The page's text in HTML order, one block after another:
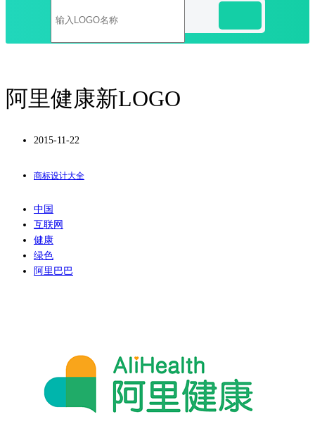
阿里健康新LOGO
2015-11-22
商标设计大全
中国
互联网
健康
绿色
阿里巴巴